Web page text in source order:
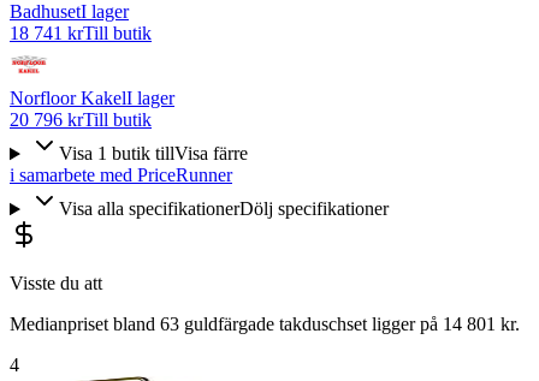
BadhusetI lager
18 741 krTill butik
Norfloor KakelI lager
20 796 krTill butik
Visa 1 butik tillVisa färre
i samarbete med PriceRunner
Visa alla specifikationerDölj specifikationer
Visste du att
Medianpriset bland 63 guldfärgade takduschset ligger på 14 801 kr.
4